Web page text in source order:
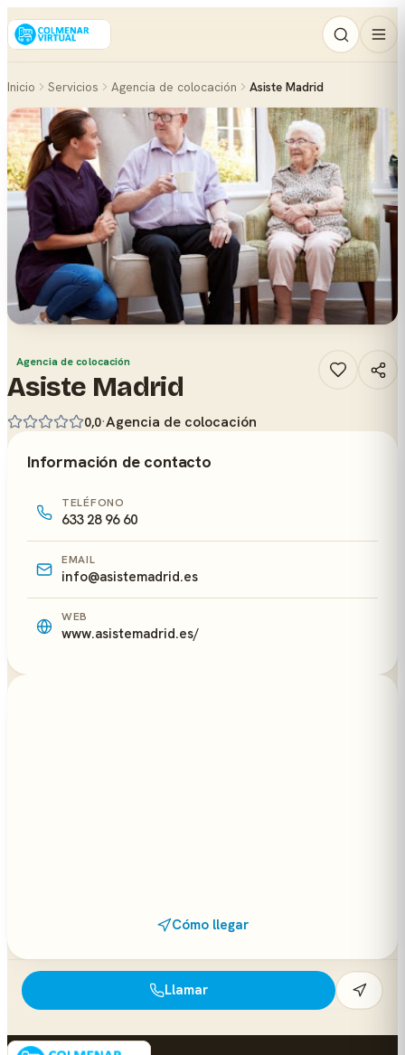
Inicio Servicios Agencia de colocación Asiste Madrid
Agencia de colocación
Asiste Madrid
0,0·Agencia de colocación
Información de contacto
TELÉFONO
633 28 96 60
EMAIL
info@asistemadrid.es
WEB
www.asistemadrid.es/
Cómo llegar
Llamar